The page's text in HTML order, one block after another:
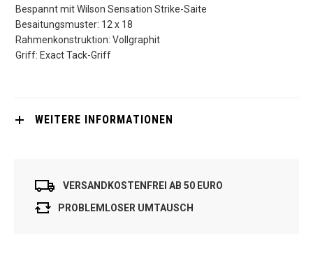
Bespannt mit Wilson Sensation Strike-Saite
Besaitungsmuster: 12 x 18
Rahmenkonstruktion: Vollgraphit
Griff: Exact Tack-Griff
WEITERE INFORMATIONEN
VERSANDKOSTENFREI AB 50 EURO
PROBLEMLOSER UMTAUSCH